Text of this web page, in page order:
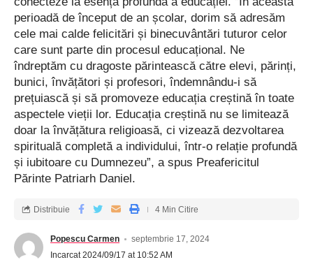
perioadă de început de an școlar, dorim să adresăm
cele mai calde felicitări și binecuvântări tuturor celor
care sunt parte din procesul educațional. Ne
îndreptăm cu dragoste părintească către elevi, părinți,
bunici, învățători și profesori, îndemnându-i să
prețuiască și să promoveze educația creștină în toate
aspectele vieții lor. Educația creștină nu se limitează
doar la învățătura religioasă, ci vizează dezvoltarea
spirituală completă a individului, într-o relație profundă
și iubitoare cu Dumnezeu”, a spus Preafericitul
Părinte Patriarh Daniel.
Popescu Carmen
septembrie 17, 2024
Incarcat 2024/09/17 at 10:52 AM
Distribuie 4 Min Citire